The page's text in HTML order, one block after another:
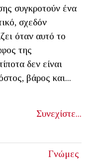
συγκροτούν ένα
σχεδόν
όταν αυτό το
της
δεν είναι
βάρος και...
Συνεχίστε...
Γνώμες